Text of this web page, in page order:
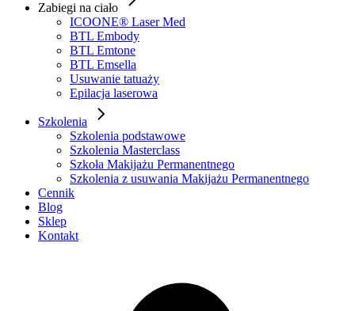
Zabiegi na ciało
ICOONE® Laser Med
BTL Embody
BTL Emtone
BTL Emsella
Usuwanie tatuaży
Epilacja laserowa
Szkolenia
Szkolenia podstawowe
Szkolenia Masterclass
Szkoła Makijażu Permanentnego
Szkolenia z usuwania Makijażu Permanentnego
Cennik
Blog
Sklep
Kontakt